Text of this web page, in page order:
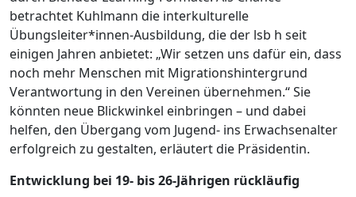
betrachtet Kuhlmann die interkulturelle
Übungsleiter*innen-Ausbildung, die der lsb h seit
einigen Jahren anbietet: „Wir setzen uns dafür ein, dass
noch mehr Menschen mit Migrationshintergrund
Verantwortung in den Vereinen übernehmen.“ Sie
könnten neue Blickwinkel einbringen – und dabei
helfen, den Übergang vom Jugend- ins Erwachsenalter
erfolgreich zu gestalten, erläutert die Präsidentin.
Entwicklung bei 19- bis 26-Jährigen rückläufig